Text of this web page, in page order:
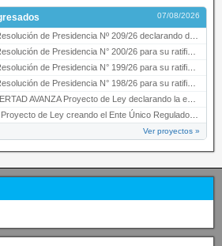
07/08/2026
de Presidencia Nº 209/26 declarando de interés provincial la presen…
de Presidencia N° 200/26 para su ratificación.
de Presidencia N° 199/26 para su ratificación.
de Presidencia N° 198/26 para su ratificación.
Proyecto de Ley declarando la esencialidad del servicio educativ…
de Ley creando el Ente Único Regulador de servicios públicos de la …
Ver proyectos »